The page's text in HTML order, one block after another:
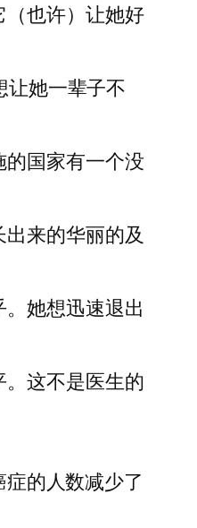
也许）让她好
让她一辈子不
国家有一个没
出来的华丽的及
她想迅速退出
这不是医生的
的人数减少了